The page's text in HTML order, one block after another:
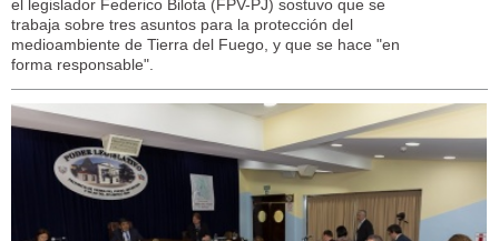
el legislador Federico Bilota (FPV-PJ) sostuvo que se
trabaja sobre tres asuntos para la protección del
medioambiente de Tierra del Fuego, y que se hace "en
forma responsable".